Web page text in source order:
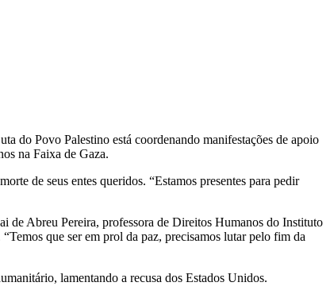
do Povo Palestino está coordenando manifestações de apoio
na Faixa de Gaza.
de seus entes queridos. “Estamos presentes para pedir
de Abreu Pereira, professora de Direitos Humanos do Instituto
que ser em prol da paz, precisamos lutar pelo fim da
lamentando a recusa dos Estados Unidos.